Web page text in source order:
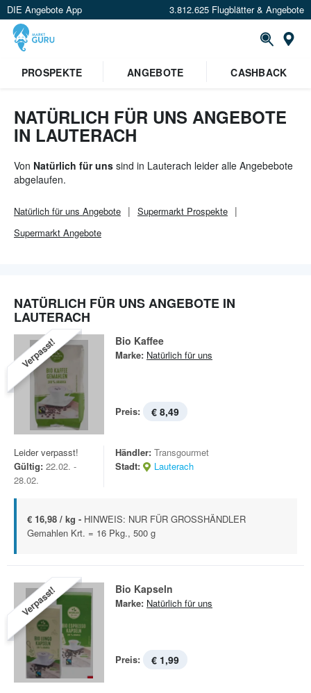
DIE Angebote App 3.812.625 Flugblätter & Angebote
PROSPEKTE
ANGEBOTE CASHBACK
NATÜRLICH FÜR UNS ANGEBOTE
IN LAUTERACH
Von Natürlich für uns sind in Lauterach leider alle Angebebote
abgelaufen.
Natürlich für uns Angebote Supermarkt Prospekte
Supermarkt Angebote
NATÜRLICH FÜR UNS ANGEBOTE IN
LAUTERACH
Verpasst! Bio Kaffee
Marke: Natürlich für uns
Preis: € 8,49
Leider verpasst!
Gültig: 22.02. -
28.02.
Händler: Transgourmet
Stadt:
Lauterach
€ 16,98 / kg - HINWEIS: NUR FÜR GROSSHÄNDLER
Gemahlen Krt. = 16 Pkg., 500 g
Verpasst! Bio Kapseln
Marke: Natürlich für uns
Preis: € 1,99